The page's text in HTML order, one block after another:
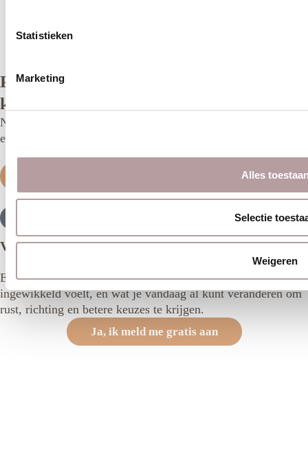
Statistieken
Marketing
Alles
Selectie
Weigeren
Website gemaakt door: PurpleBird
Plan een gratis intake en ontvang 10%
korting op het inschrijfgeld!
Nu tijdelijk 10% korting op het inschrijfgeld. Pak je voordeel
en boek je gratis intake!
Voorbereiden op de liefde, kan dat? Ja!
Een praktische kennissessie over waarom daten soms zo
ingewikkeld voelt, en wat je vandaag al kunt veranderen om
rust, richting en betere keuzes te krijgen.
Ja, ik meld me gratis aan